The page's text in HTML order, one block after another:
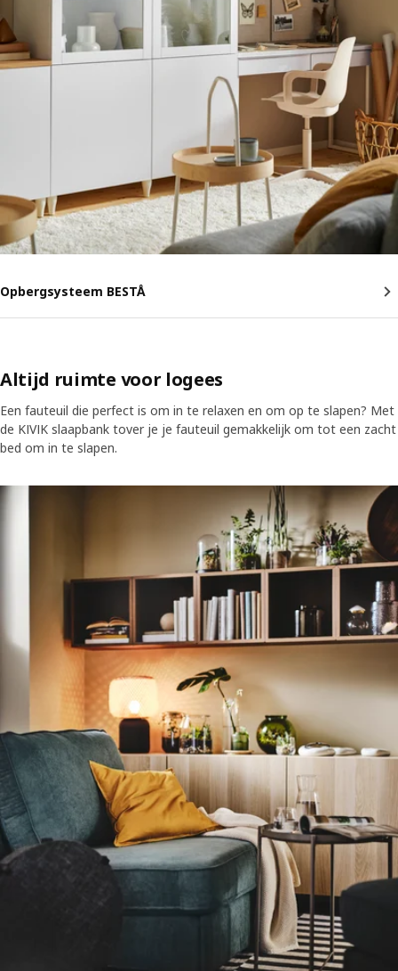
Opbergsysteem BESTÅ
Altijd ruimte voor logees
Een fauteuil die perfect is om in te relaxen en om op te slapen? Met
de KIVIK slaapbank tover je je fauteuil gemakkelijk om tot een zacht
bed om in te slapen.